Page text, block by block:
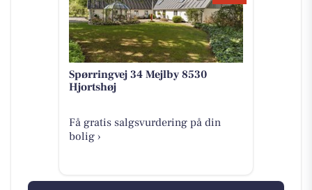
Spørringvej 34 Mejlby 8530
Hjortshøj
Få gratis salgsvurdering på din
bolig ›